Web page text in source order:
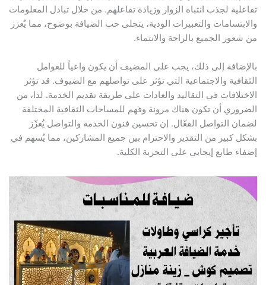
تفاعلية لجذب انتباه الزوار وزيادة تفاعلهم. من خلال تبادل المعلومات
والابتسامات والتعبيرات الودية، يتجلى حب الضيافة بوضوح، مما يُعزز
من شعور الجميع بالراحة والانتماء.
بالإضافة إلى ذلك، يجب على المضيف أن يكون واعياً للعوامل
الثقافية والاجتماعية التي تؤثر على تواصلهم مع الضيوف. قد تؤثر
الاختلافات في التقاليد والعادات على طريقة تقديم الخدمة. لذا، من
الضروري أن تكون هناك مرونة وفهم للمساحات الثقافية المختلفة
لضمان التواصل الفعّال. إن تحسين فنون الخدمة والتواصل يُعزّز
بشكل كبير من التقدير والاحترام بين جميع المشاركين، مما يُسهم في
إضفاء طابع إيجابي على التجربة الكلية.